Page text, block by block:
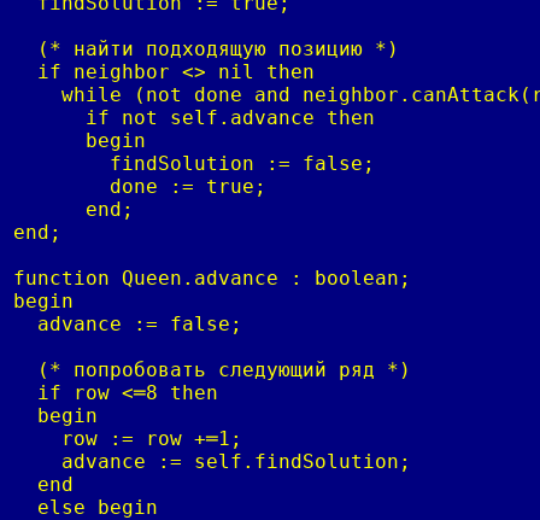
  (* найти подходящую позицию *)
  if neighbor <> nil then
while (not done and
      if not self.advance then
      begin
        findSolution := false;
        done := true;
      end;
end;
function Queen.advance : boolean;
begin
  advance := false;
  (* попробовать следующий ряд *)
  if row <═8 then
  begin
    row := row +═1;
    advance := self.findSolution;
  end
  else begin